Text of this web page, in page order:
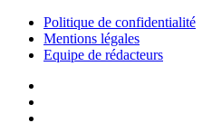
Politique de confidentialité
Mentions légales
Equipe de rédacteurs